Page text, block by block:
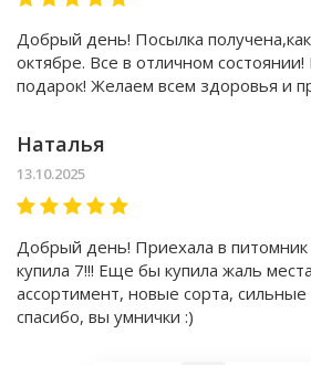
Добрый день! Посылка
октябре. Все в отличном
подарок! Желаем всем здоровья и
Наталья
13.10.2025
Добрый день! Приехала в
купила 7!!! Еще бы купила жаль
ассортимент, новые сорта,
спасибо, вы умнички :)